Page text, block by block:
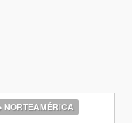
NORTEAMÉRICA